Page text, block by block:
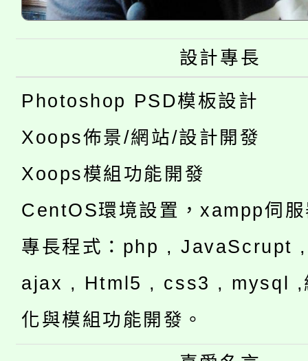
設計專長
Photoshop PSD模板設計
Xoops佈景/網站/設計開發
Xoops模組功能開發
CentOS環境設置，xampp伺
專長程式：php , JavaScrupt
ajax , Html5 , css3 , mysql ,
化與模組功能開發。